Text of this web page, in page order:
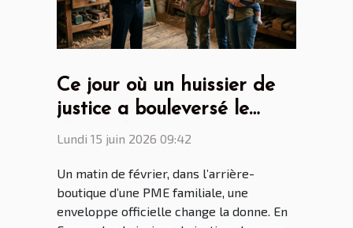
Ce jour où un huissier de
justice a bouleversé le
destin d’une entreprise
Lundi 15 juin 2026 09:42
Un matin de février, dans l’arrière-
boutique d’une PME familiale, une
enveloppe officielle change la donne. En